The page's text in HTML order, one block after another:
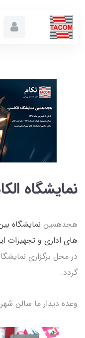
نمایشگاه
هجدهمین نمایشگاه
های اداری و تجهیزات
در محل برگزاری
گردد.
وعده دیدار ما سالن